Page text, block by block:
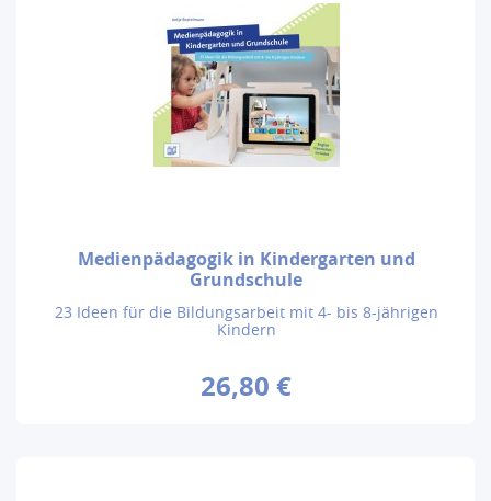
Medienpädagogik in Kindergarten und
Grundschule
23 Ideen für die Bildungsarbeit mit 4- bis 8-jährigen
Kindern
26,80 €